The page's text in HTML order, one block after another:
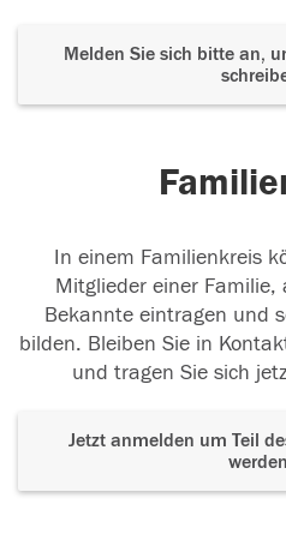
Melden Sie sich bitte an,
In einem Familienkreis
Mitglieder einer Familie,
Bekannte eintragen und
bilden. Bleiben Sie in
und tragen Sie sich
Jetzt anmelden um Teil